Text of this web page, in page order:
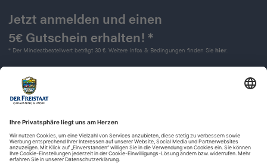
Jetzt anmelden und einen
5€ Gutschein erhalten! *
* Der Mindestbestellwert beträgt 30 €. Weitere Infos & Bedingungen finden Sie hier.